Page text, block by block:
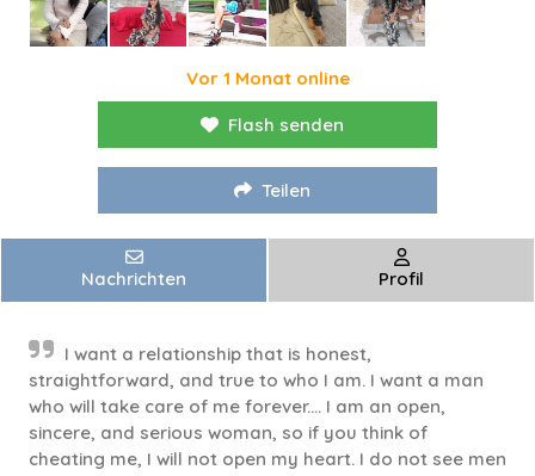
Vor 1 Monat online
Flash senden
Teilen
Nachrichten Profil
I want a relationship that is honest,
straightforward, and true to who I am. I want a man
who will take care of me forever.... I am an open,
sincere, and serious woman, so if you think of
cheating me, I will not open my heart. I do not see men